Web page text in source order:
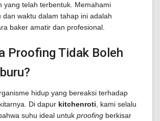
yang telah terbentuk. Memahami
dan waktu dalam tahap ini adalah
baker amatir dan profesional.
Proofing Tidak Boleh
hidup yang bereaksi terhadap
Di dapur kitchenroti , kami selalu
suhu ideal untuk proofing berkisar